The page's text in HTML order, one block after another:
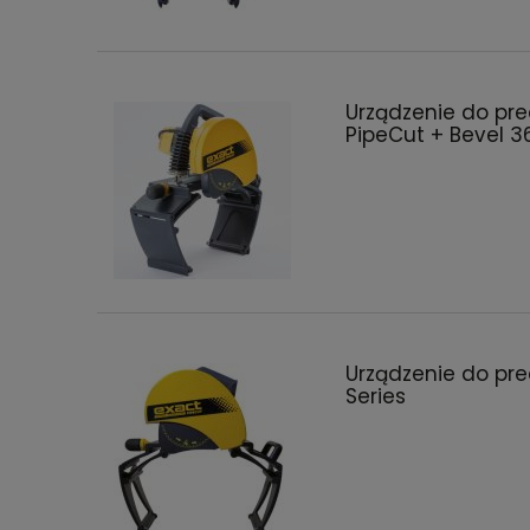
Urządzenie do
PipeCut + Bevel
Urządzenie do
Series